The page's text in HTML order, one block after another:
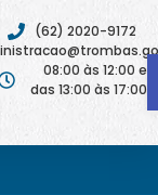
(62) 2020-9172
08:00 às 12:00 e
das 13:00 às 17:00